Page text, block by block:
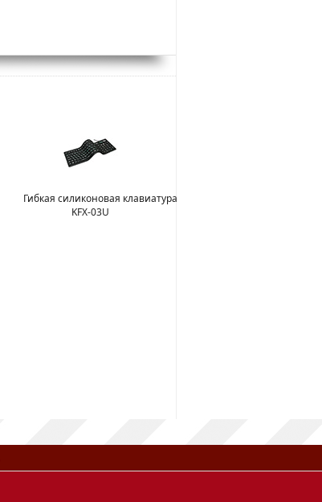
Гибкая силиконовая клавиатура
KFX-03U